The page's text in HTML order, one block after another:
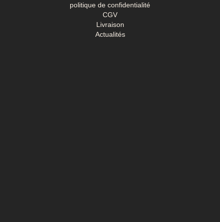
politique de confidentialité
CGV
Livraison
Actualités